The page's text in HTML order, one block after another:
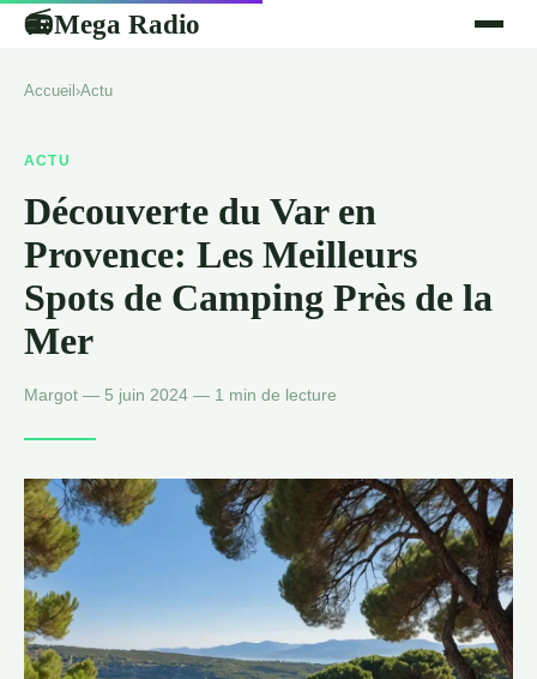
📻Mega Radio
Accueil ›Actu
ACTU
Découverte du Var en
Provence: Les Meilleurs
Spots de Camping Près de la
Mer
Margot — 5 juin 2024 — 1 min de lecture